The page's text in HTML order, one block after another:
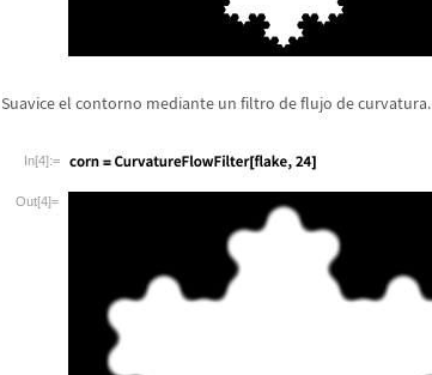
Suavice el contorno mediante un filtro de flujo de curvatura.
In[4]:=
Out[4]=